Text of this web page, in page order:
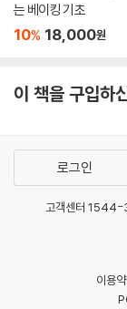
는 베이킹 기초
10% 18,000원
이 책을 구입하
로그인
고객센터
이용